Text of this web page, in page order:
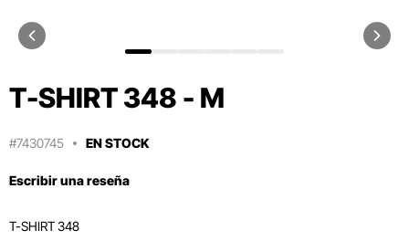
T-SHIRT 348 - M
#7430745 EN STOCK
Escribir una reseña
T-SHIRT 348